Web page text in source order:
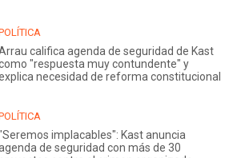
califica agenda de seguridad de Kast
"respuesta muy contundente" y
necesidad de reforma constitucional
implacables": Kast anuncia
de seguridad con más de 30